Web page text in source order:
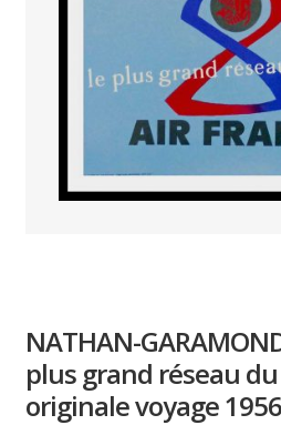
AFFICHES PETITES TAILLES
NATHAN-
plus grand réseau
originale voyage 1956